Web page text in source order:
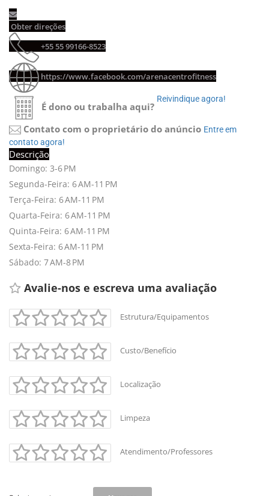
Obter direções
+55 55 99166-8523
https://www.facebook.com/arenacentrofitness
É dono ou trabalha aqui?
Reivindique agora!
Contato com o proprietário do anúncio Entre em
contato agora!
Descrição
Domingo: 3-6 PM
Segunda-Feira: 6 AM-11 PM
Terça-Feira: 6 AM-11 PM
Quarta-Feira: 6 AM-11 PM
Quinta-Feira: 6 AM-11 PM
Sexta-Feira: 6 AM-11 PM
Sábado: 7 AM-8 PM
Avalie-nos e escreva uma avaliação
Estrutura/Equipamentos
Custo/Benefício
Localização
Limpeza
Atendimento/Professores